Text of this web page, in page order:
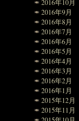
2016年10月
2016年9月
2016年8月
2016年7月
2016年6月
2016年5月
2016年4月
2016年3月
2016年2月
2016年1月
2015年12月
2015年11月